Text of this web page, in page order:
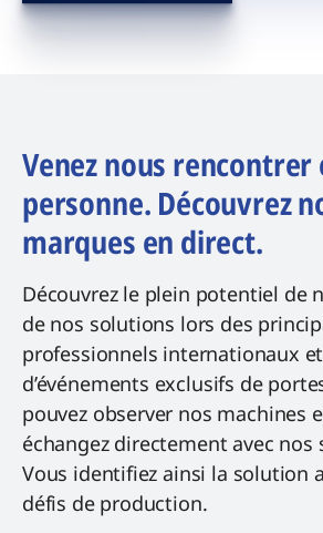
Venez nous rencontrer
personne. Découvrez
marques en direct.
Découvrez le plein potentiel de
de nos solutions lors des
professionnels internationaux
d’événements exclusifs de
pouvez observer nos machines
échangez directement avec nos
Vous identifiez ainsi la solution
défis de production.